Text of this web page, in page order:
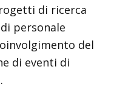
di ricerca
personale
del
di eventi di